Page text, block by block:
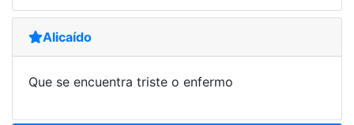
Alicaído
Que se encuentra triste o enfermo